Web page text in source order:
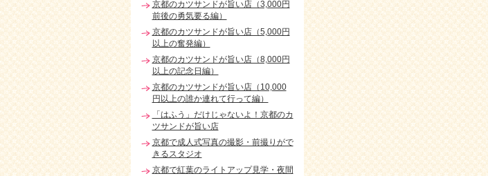
京都のカツサンドが旨い店（3,000円
前後の勇気要る編）
京都のカツサンドが旨い店（5,000円
以上の奮発編）
京都のカツサンドが旨い店（8,000円
以上の記念日編）
京都のカツサンドが旨い店（10,000
円以上の誰か連れて行って編）
「はふう」だけじゃないよ！京都のカ
ツサンドが旨い店
京都で成人式写真の撮影・前撮りがで
きるスタジオ
京都で紅葉のライトアップ見学・夜間